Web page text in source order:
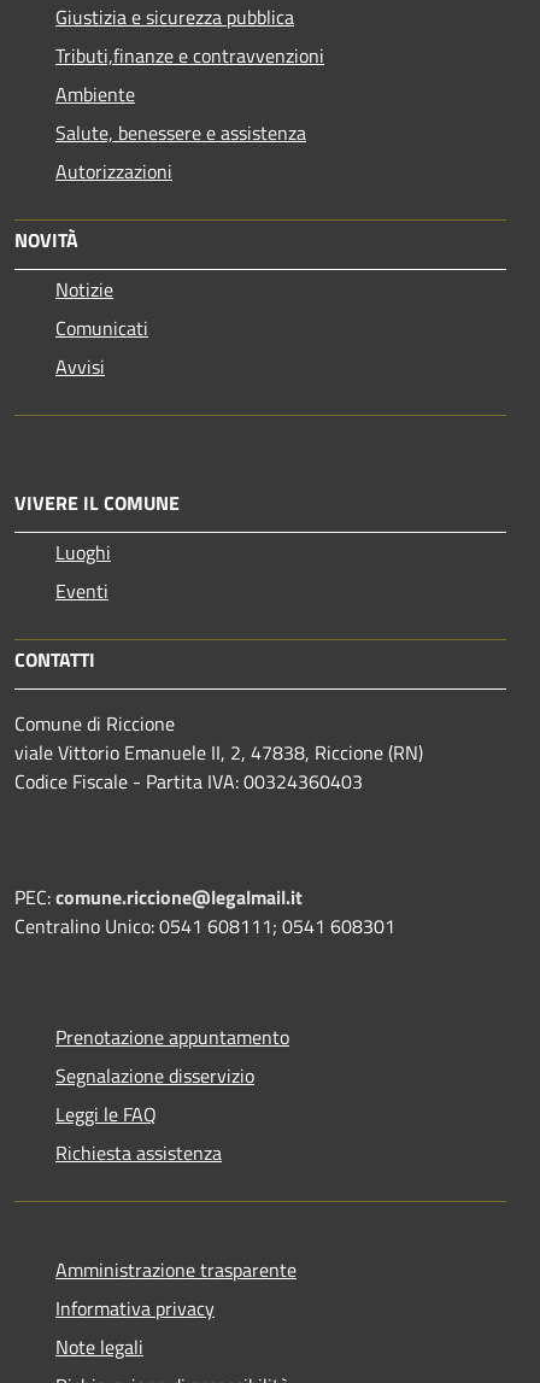
Giustizia e sicurezza pubblica
Tributi,finanze e contravvenzioni
Ambiente
Salute, benessere e assistenza
Autorizzazioni
NOVITÀ
Notizie
Comunicati
Avvisi
VIVERE IL COMUNE
Luoghi
Eventi
CONTATTI
Comune di Riccione
viale Vittorio Emanuele II, 2, 47838, Riccione (RN)
Codice Fiscale - Partita IVA: 00324360403
PEC:comune.riccione@legalmail.it
Centralino Unico: 0541 608111; 0541 608301
Prenotazione appuntamento
Segnalazione disservizio
Leggi le FAQ
Richiesta assistenza
Amministrazione trasparente
Informativa privacy
Note legali